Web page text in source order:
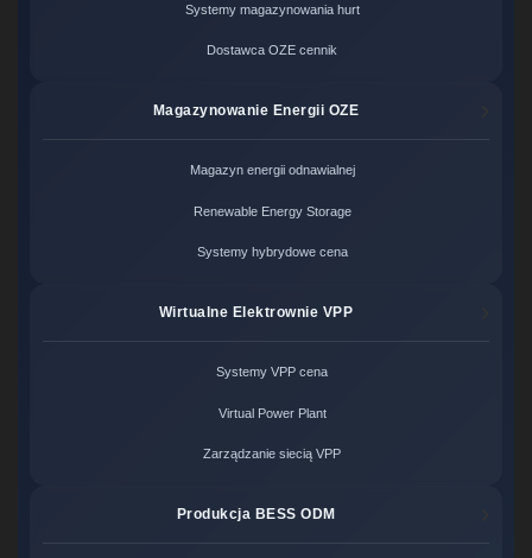
Systemy magazynowania hurt
Dostawca OZE cennik
Magazynowanie Energii OZE
Magazyn energii odnawialnej
Renewable Energy Storage
Systemy hybrydowe cena
Wirtualne Elektrownie VPP
Systemy VPP cena
Virtual Power Plant
Zarządzanie siecią VPP
Produkcja BESS ODM